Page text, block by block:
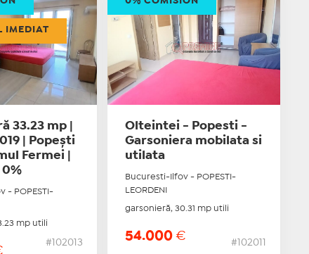
33.23 mp |
| Popești
Fermei |
0%
- POPESTI-
mp utili
#102013
IMEDIAT
Olteintei - Popesti -
Garsoniera mobilata si
utilata
Bucuresti-Ilfov - POPESTI-
LEORDENI
garsonieră, 30.31 mp utili
54.000€
#102011